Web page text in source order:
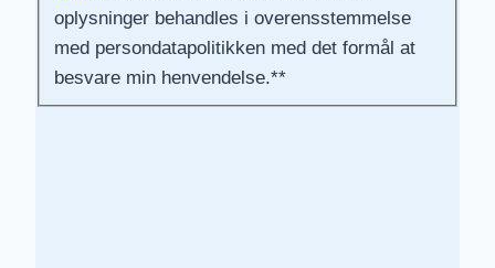
oplysninger behandles i overensstemmelse
med persondatapolitikken med det formål at
besvare min henvendelse.**